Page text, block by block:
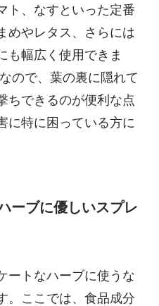
ト、なすといった定番
めやレタス、さらには
も幅広く使用できま
ので、葉の裏に隠れて
ちできるのが便利な点
に特に困っている方に
ーブに優しいスプレ
ートなハーブに使うな
。ここでは、食品成分